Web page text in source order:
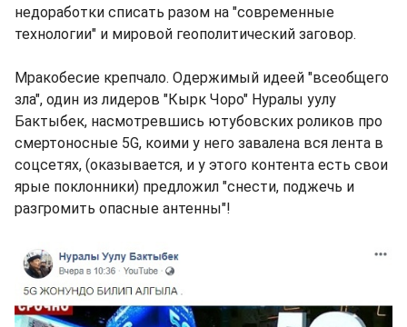
недоработки списать разом на "современные
технологии" и мировой геополитический заговор.
Мракобесие крепчало. Одержимый идеей "всеобщего
зла", один из лидеров "Кырк Чоро" Нуралы уулу
Бактыбек, насмотревшись ютубовских роликов про
смертоносные 5G, коими у него завалена вся лента в
соцсетях, (оказывается, и у этого контента есть свои
ярые поклонники) предложил "снести, поджечь и
разгромить опасные антенны"!